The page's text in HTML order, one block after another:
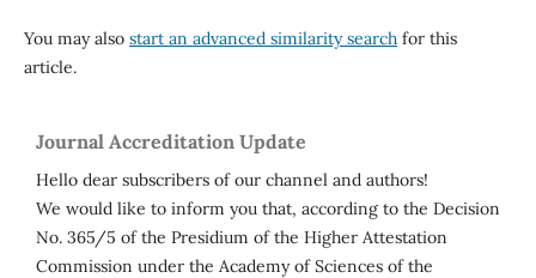
You may also start an advanced similarity searchfor this
article.
Journal Accreditation Update
Hello dear subscribers of our channel and authors!
We would like to inform you that, according to the Decision
No. 365/5 of the Presidium of the Higher Attestation
Commission under the Academy of Sciences of the